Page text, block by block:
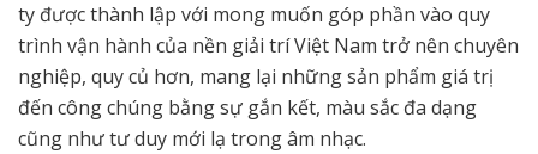
ty được thành lập với mong muốn góp phần vào quy
trình vận hành của nền giải trí Việt Nam trở nên chuyên
nghiệp, quy củ hơn, mang lại những sản phẩm giá trị
đến công chúng bằng sự gắn kết, màu sắc đa dạng
cũng như tư duy mới lạ trong âm nhạc.